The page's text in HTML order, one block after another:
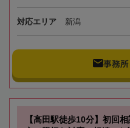
対応エリア 新潟
事務
【高田駅徒歩10分】初回